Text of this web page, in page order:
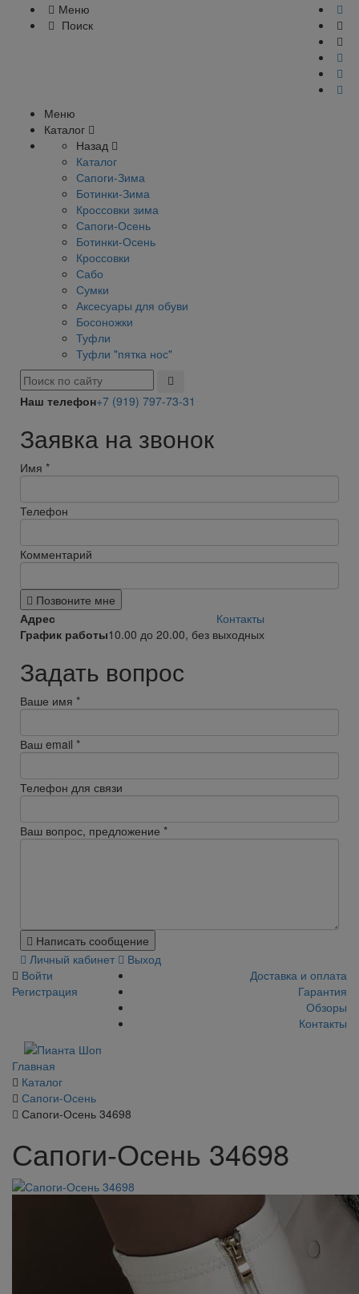
Меню
Поиск
Меню
Каталог
Назад
Каталог
Сапоги-Зима
Ботинки-Зима
Кроссовки зима
Сапоги-Осень
Ботинки-Осень
Кроссовки
Сабо
Сумки
Аксесуары для обуви
Босоножки
Туфли
Туфли "пятка нос"
Наш телефон+7 (919) 797-73-31
Заявка на звонок
Имя *
Телефон
Комментарий
Позвоните мне
Адрес
Контакты
График работы10.00 до 20.00, без выходных
Задать вопрос
Ваше имя *
Ваш email *
Телефон для связи
Ваш вопрос, предложение *
Написать сообщение
Личный кабинет
Выход
Войти
Регистрация
Доставка и оплата
Гарантия
Обзоры
Контакты
Главная
Каталог
Сапоги-Осень
Сапоги-Осень 34698
Сапоги-Осень 34698